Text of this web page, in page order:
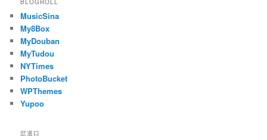
MusicSina
My8Box
MyDouban
MyTudou
NYTimes
PhotoBucket
WPThemes
Yupoo
岔道口